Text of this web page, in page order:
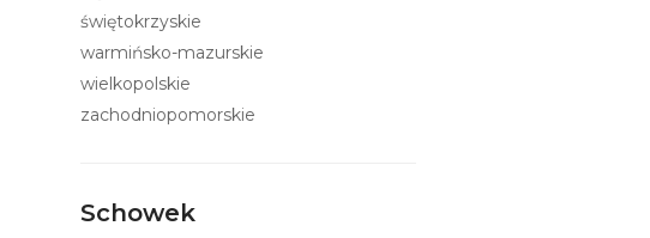
świętokrzyskie
warmińsko-mazurskie
wielkopolskie
zachodniopomorskie
Schowek